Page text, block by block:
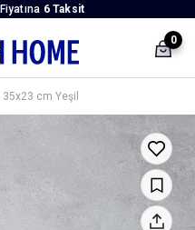
6 Taksit
0
cm Yeşil